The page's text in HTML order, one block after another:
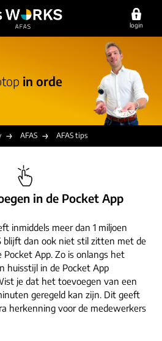
login
in orde
AFAS AFAS tips
in de Pocket App
inmiddels meer dan 1 miljoen
blijft dan ook niet stil zitten met de
App. Zo is onlangs het
huisstijl in de Pocket App
je dat het toevoegen van een
geregeld kan zijn. Dit geeft
herkenning voor de medewerkers